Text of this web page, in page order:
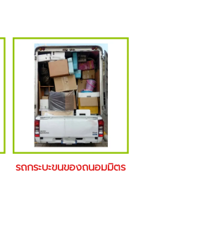
รถกระบะขนของถนอมมิตร